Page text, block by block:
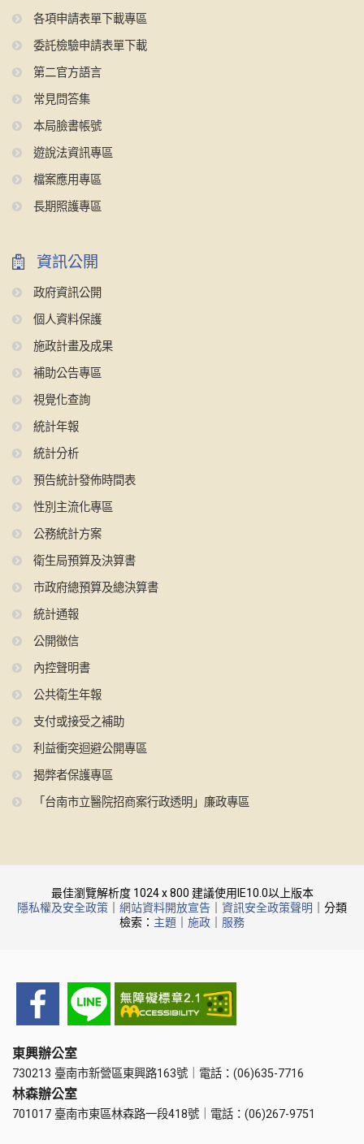
各項申請表單下載專區
委託檢驗申請表單下載
第二官方語言
常見問答集
本局臉書帳號
遊說法資訊專區
檔案應用專區
長期照護專區
資訊公開
政府資訊公開
個人資料保護
施政計畫及成果
補助公告專區
視覺化查詢
統計年報
統計分析
預告統計發佈時間表
性別主流化專區
公務統計方案
衛生局預算及決算書
市政府總預算及總決算書
統計通報
公開徵信
內控聲明書
公共衛生年報
支付或接受之補助
利益衝突迴避公開專區
揭弊者保護專區
「台南市立醫院招商案行政透明」廉政專區
最佳瀏覽解析度 1024 x 800 建議使用IE10.0以上版本
隱私權及安全政策
網站資料開放宣告 資訊安全政策聲明
｜分類
檢索： 主題 施政 服務
東興辦公室
730213 臺南市新營區東興路163號｜電話：(06)635-7716
林森辦公室
701017 臺南市東區林森路一段418號｜電話：(06)267-9751